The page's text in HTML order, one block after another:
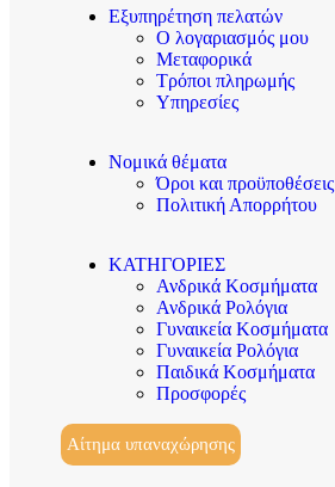
Εξυπηρέτηση πελατών
Ο λογαριασμός μου
Μεταφορικά
Τρόποι πληρωμής
Υπηρεσίες
Νομικά θέματα
Όροι και προϋποθέσεις
Πολιτική Απορρήτου
ΚΑΤΗΓΟΡΙΕΣ
Ανδρικά Κοσμήματα
Ανδρικά Ρολόγια
Γυναικεία Κοσμήματα
Γυναικεία Ρολόγια
Παιδικά Κοσμήματα
Προσφορές
Αίτημα υπαναχώρησης